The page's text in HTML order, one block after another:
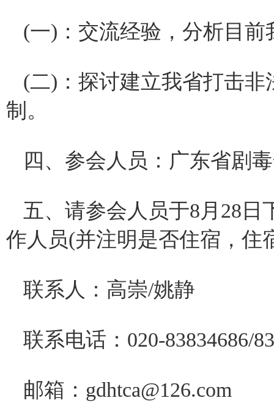
(一)：交流经验，分析目
(二)：探讨建立我省打击
制。
四、参会人员：广东省剧
五、请参会人员于8月28日
作人员(并注明是否住宿，住
联系人：高崇/姚静
联系电话：020-83834686/
邮箱：gdhtca@126.com